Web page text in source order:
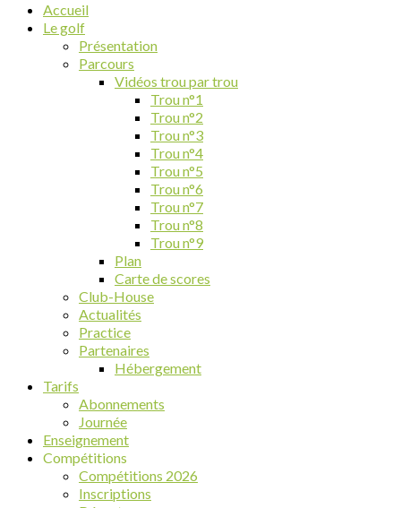
Accueil
Le golf
Présentation
Parcours
Vidéos trou par trou
Trou n°1
Trou n°2
Trou n°3
Trou n°4
Trou n°5
Trou n°6
Trou n°7
Trou n°8
Trou n°9
Plan
Carte de scores
Club-House
Actualités
Practice
Partenaires
Hébergement
Tarifs
Abonnements
Journée
Enseignement
Compétitions
Compétitions 2026
Inscriptions